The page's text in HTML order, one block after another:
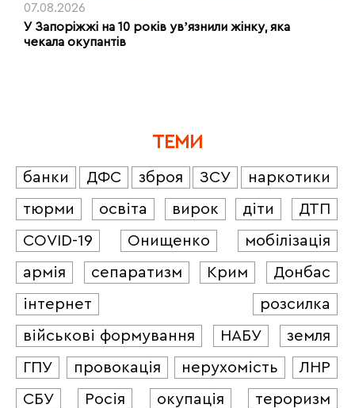
07.08.2026
У Запоріжжі на 10 років увʼязнили жінку, яка
чекала окупантів
ТЕМИ
банки ДФС зброя ЗСУ
наркотики
тюрми
освіта вирок діти
ДТП
COVID-19
Онищенко
мобілізація
армія
сепаратизм Крим
Донбас
інтернет
розсилка
військові формування
НАБУ
земля
ГПУ
провокація нерухомість
ЛНР
СБУ
Росія окупація
тероризм